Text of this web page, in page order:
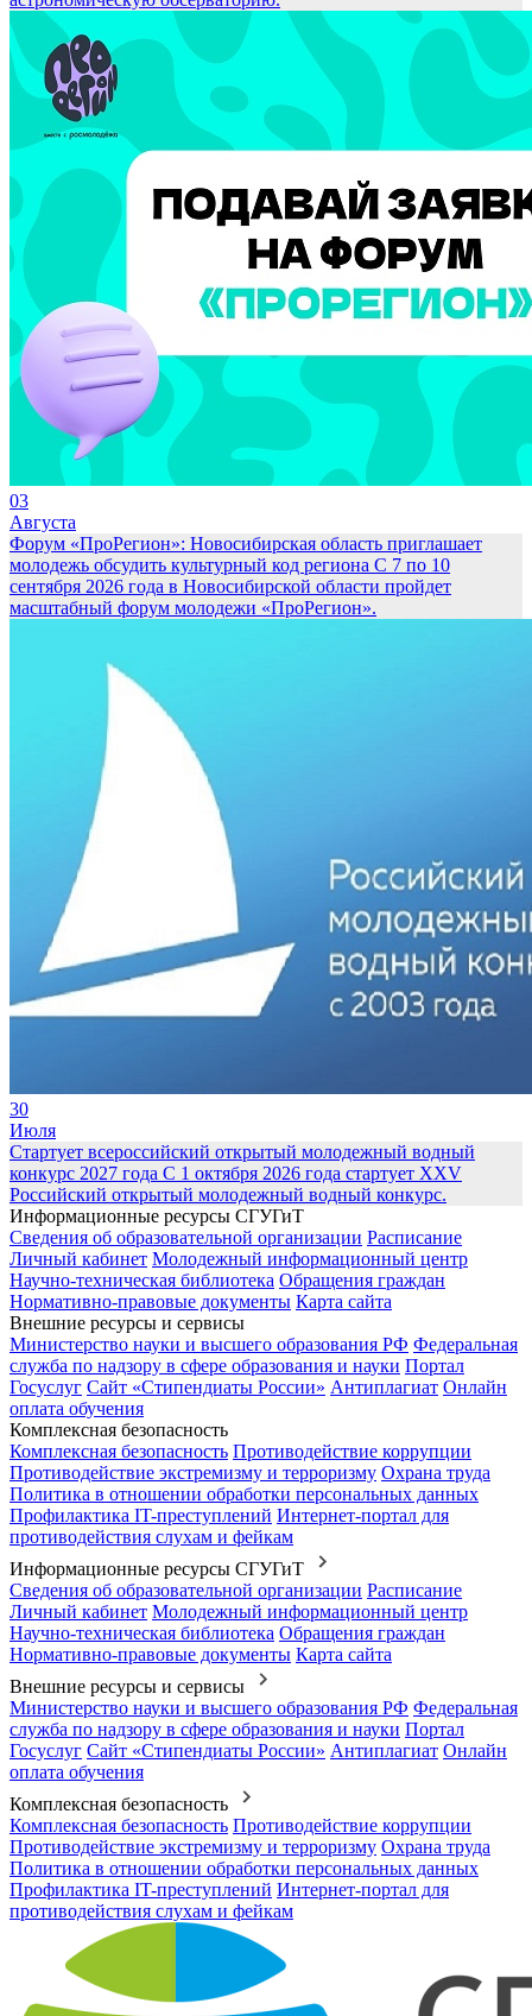
03
Августа
Форум «ПроРегион»: Новосибирская область приглашает
молодежь обсудить культурный код региона С 7 по 10
сентября 2026 года в Новосибирской области пройдет
масштабный форум молодежи «ПроРегион».
30
Июля
Стартует всероссийский открытый молодежный водный
конкурс 2027 года С 1 октября 2026 года стартует XXV
Российский открытый молодежный водный конкурс.
Информационные ресурсы СГУГиТ
Сведения об образовательной организации Расписание
Личный кабинет Молодежный информационный центр
Научно-техническая библиотека Обращения граждан
Нормативно-правовые документы Карта сайта
Внешние ресурсы и сервисы
Министерство науки и высшего образования РФ Федеральная
служба по надзору в сфере образования и науки Портал
Госуслуг Сайт «Стипендиаты России» Антиплагиат Онлайн
оплата обучения
Комплексная безопасность
Комплексная безопасность Противодействие коррупции
Противодействие экстремизму и терроризму Охрана труда
Политика в отношении обработки персональных данных
Профилактика IT-преступлений Интернет-портал для
противодействия слухам и фейкам
Информационные ресурсы СГУГиТ
Сведения об образовательной организации Расписание
Личный кабинет Молодежный информационный центр
Научно-техническая библиотека Обращения граждан
Нормативно-правовые документы Карта сайта
Внешние ресурсы и сервисы
Министерство науки и высшего образования РФ Федеральная
служба по надзору в сфере образования и науки Портал
Госуслуг Сайт «Стипендиаты России» Антиплагиат Онлайн
оплата обучения
Комплексная безопасность
Комплексная безопасность Противодействие коррупции
Противодействие экстремизму и терроризму Охрана труда
Политика в отношении обработки персональных данных
Профилактика IT-преступлений Интернет-портал для
противодействия слухам и фейкам